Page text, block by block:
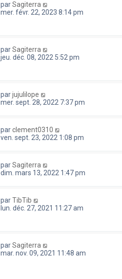
parSagiterra
mer. févr. 22, 2023 8:14 pm
parSagiterra
jeu. déc. 08, 2022 5:52 pm
parjujulilope
mer. sept. 28, 2022 7:37 pm
parclement0310
ven. sept. 23, 2022 1:08 pm
parSagiterra
dim. mars 13, 2022 1:47 pm
parTibTib
lun. déc. 27, 2021 11:27 am
parSagiterra
mar. nov. 09, 2021 11:48 am